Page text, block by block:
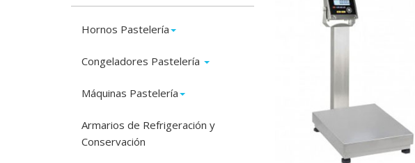
Hornos Pastelería
Congeladores Pastelería
Máquinas Pastelería
Armarios de Refrigeración y
Conservación